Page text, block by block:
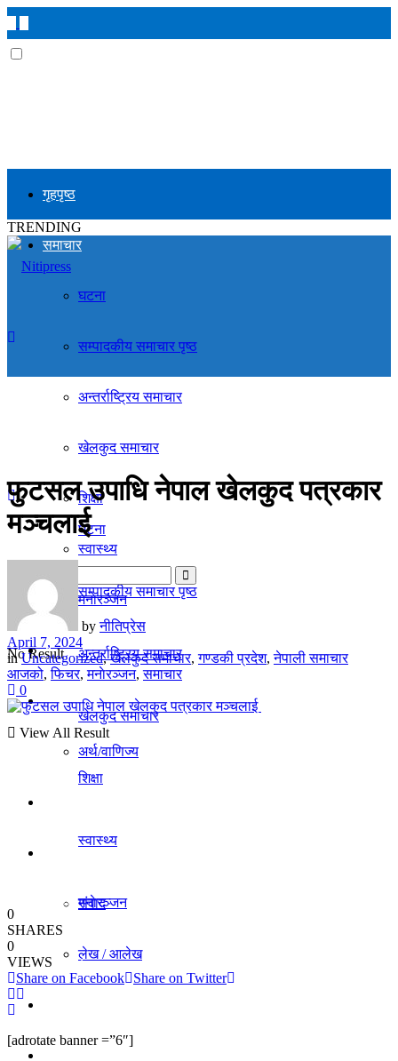
गृहपृष्ठ
समाचार
घटना
सम्पादकीय समाचार पृष्ठ
अन्तर्राष्ट्रिय समाचार
खेलकुद समाचार
शिक्षा
स्वास्थ्य
मनाेरञ्जन
राजनीति
अर्थ/वाणिज्य
अर्थ/वाणिज्य
संवाद
लेख / आलेख
TRENDING
गृहपृष्ठ
घटना
सम्पादकीय समाचार पृष्ठ
अन्तर्राष्ट्रिय समाचार
खेलकुद समाचार
शिक्षा
स्वास्थ्य
मनाेरञ्जन
राजनीति
No Result
View All Result
फुटसल उपाधि नेपाल खेलकुद पत्रकार
मञ्चलाई
by नीतिप्रेस
April 7, 2024
in Uncategorized,खेलकुद समाचार,गण्डकी प्रदेश,नेपाली समाचार
आजको,फिचर,मनाेरञ्जन,समाचार
0
0
SHARES
0
VIEWS
Share on Facebook
Share on Twitter
[adrotate banner =”6″]